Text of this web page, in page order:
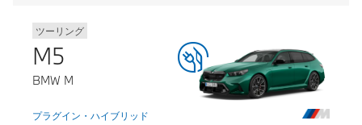
ツーリング
M5
BMW M
プラグイン・ハイブリッド